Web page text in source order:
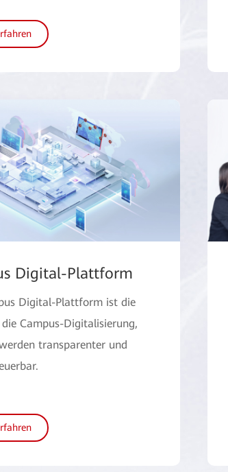
Digital-Plattform
Digital-Plattform ist die
Campus-Digitalisierung,
transparenter und